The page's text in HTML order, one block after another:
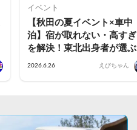
イベント
【秋田の夏イベント×車中
泊】宿が取れない・高す
を解決！東北出身者が選
花火・フェス・竿燈を楽
2026.6.26 えびちゃん